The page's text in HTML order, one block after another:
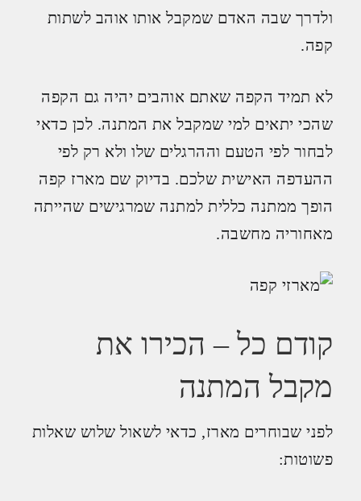
ולדרך שבה האדם שמקבל אותו אוהב לשתות
קפה.
לא תמיד הקפה שאתם אוהבים יהיה גם הקפה
שהכי יתאים למי שמקבל את המתנה. לכן כדאי
לבחור לפי הטעם וההרגלים שלו ולא רק לפי
ההעדפה האישית שלכם. בדיוק שם מארז קפה
הופך ממתנה כללית למתנה שמרגישים שהייתה
מאחוריה מחשבה.
קודם כל – הכירו את
מקבל המתנה
לפני שבוחרים מארז, כדאי לשאול שלוש שאלות
פשוטות: